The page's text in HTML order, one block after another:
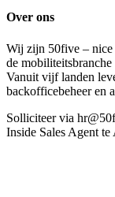
Over ons
Wij zijn 50five – nice
de
Vanuit vijf landen
backofficebeheer en
Solliciteer via
Inside Sales Agent te